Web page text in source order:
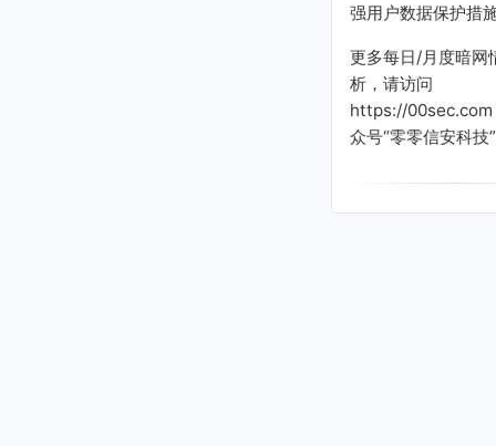
强用户数据保护措
更多每日/月度暗网
析，请访问
https://00sec.com
众号“零零信安科技